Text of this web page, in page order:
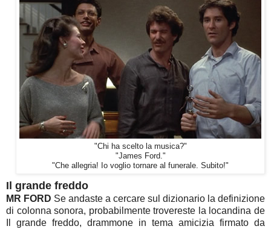
"Chi ha scelto la musica?"
"James Ford."
"Che allegria! Io voglio tornare al funerale. Subito!"
Il grande freddo
MR FORD Se andaste a cercare sul dizionario la definizione
di colonna sonora, probabilmente trovereste la locandina de
Il grande freddo, drammone in tema amicizia firmato da